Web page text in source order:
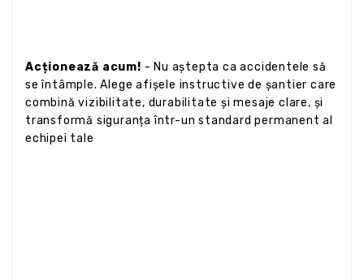
Acționează acum! - Nu aștepta ca accidentele să
se întâmple. Alege afișele instructive de șantier care
combină vizibilitate, durabilitate și mesaje clare, și
transformă siguranța într-un standard permanent al
echipei tale